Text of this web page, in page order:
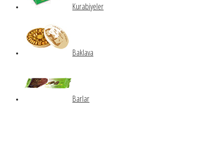
Kurabiyeler
Baklava
Barlar